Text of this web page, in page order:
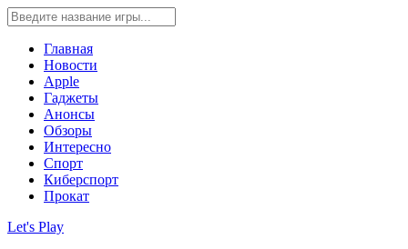
Главная
Новости
Apple
Гаджеты
Анонсы
Обзоры
Интересно
Спорт
Киберспорт
Прокат
Let's Play